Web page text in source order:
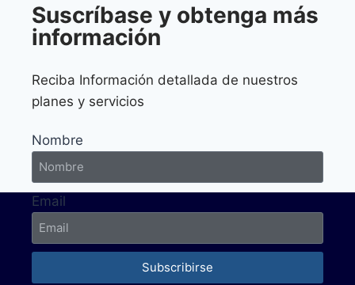
Suscríbase y obtenga más
información
Reciba Información detallada de nuestros
planes y servicios
Nombre
Email
Subscribirse